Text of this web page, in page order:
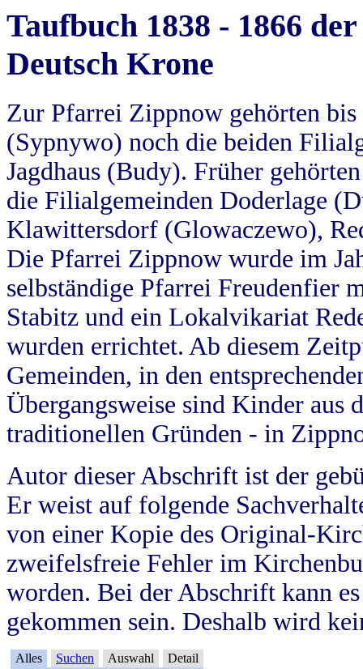
Taufbuch 1838 - 1866
Deutsch Krone
Zur Pfarrei Zippnow gehörten
(Sypnywo) noch die beiden
Jagdhaus (Budy). Früher
die Filialgemeinden Doderlage
Klawittersdorf (Glowaczewo),
Die Pfarrei Zippnow wurde im
selbständige Pfarrei Freudenfier
Stabitz und ein Lokalvikariat
wurden errichtet. Ab diesem
Gemeinden, in den
Übergangsweise sind Kinder aus
traditionellen Gründen - in
Autor dieser Abschrift ist der
Er weist auf folgende
von einer Kopie des Original-
zweifelsfreie Fehler im
worden. Bei der Abschrift kann
gekommen sein. Deshalb wird
Alles Suchen Auswahl Detail